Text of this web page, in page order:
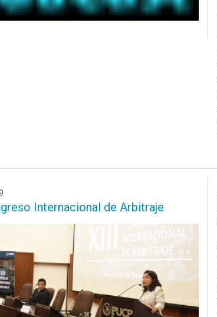
Internacional de Arbitraje